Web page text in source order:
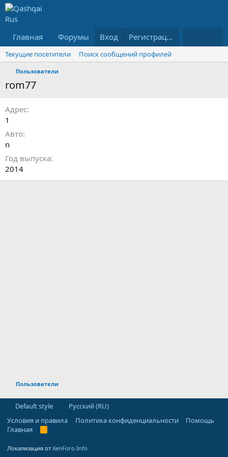
Главная Форумы Что нового?
Вход Регистрация
Текущие посетители Поиск сообщений профилей
Пользователи
rom77
Адрес
1
Авто
n
Год выпуска
2014
Пользователи
Default style
Русский (RU)
Условия и правила
Политика конфиденциальности
Помощь
Главная
R
Локализация от XenForo.Info